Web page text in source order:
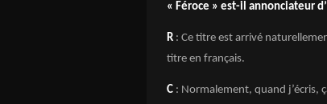
« Féroce » est-il annonciateur
R : Ce titre est arrivé
titre en français.
C : Normalement, quand j’écris,